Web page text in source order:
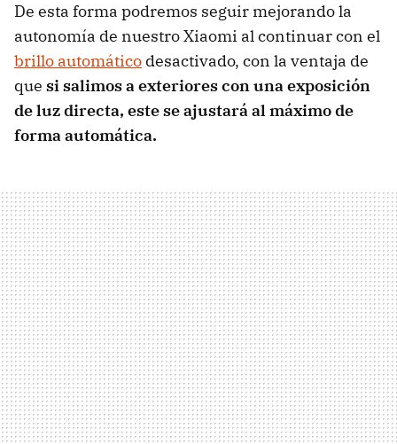
De esta forma podremos seguir mejorando la
autonomía de nuestro Xiaomi al continuar con el
brillo automático desactivado, con la ventaja de
que si salimos a exteriores con una exposición
de luz directa, este se ajustará al máximo de
forma automática.